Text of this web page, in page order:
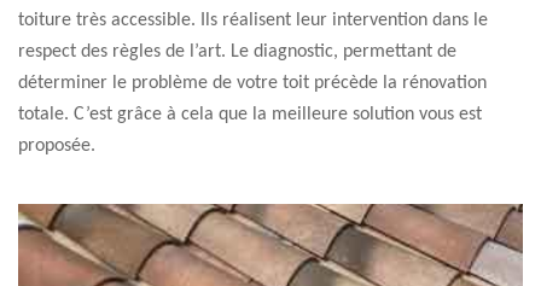
toiture très accessible. Ils réalisent leur intervention dans le
respect des règles de l’art. Le diagnostic, permettant de
déterminer le problème de votre toit précède la rénovation
totale. C’est grâce à cela que la meilleure solution vous est
proposée.